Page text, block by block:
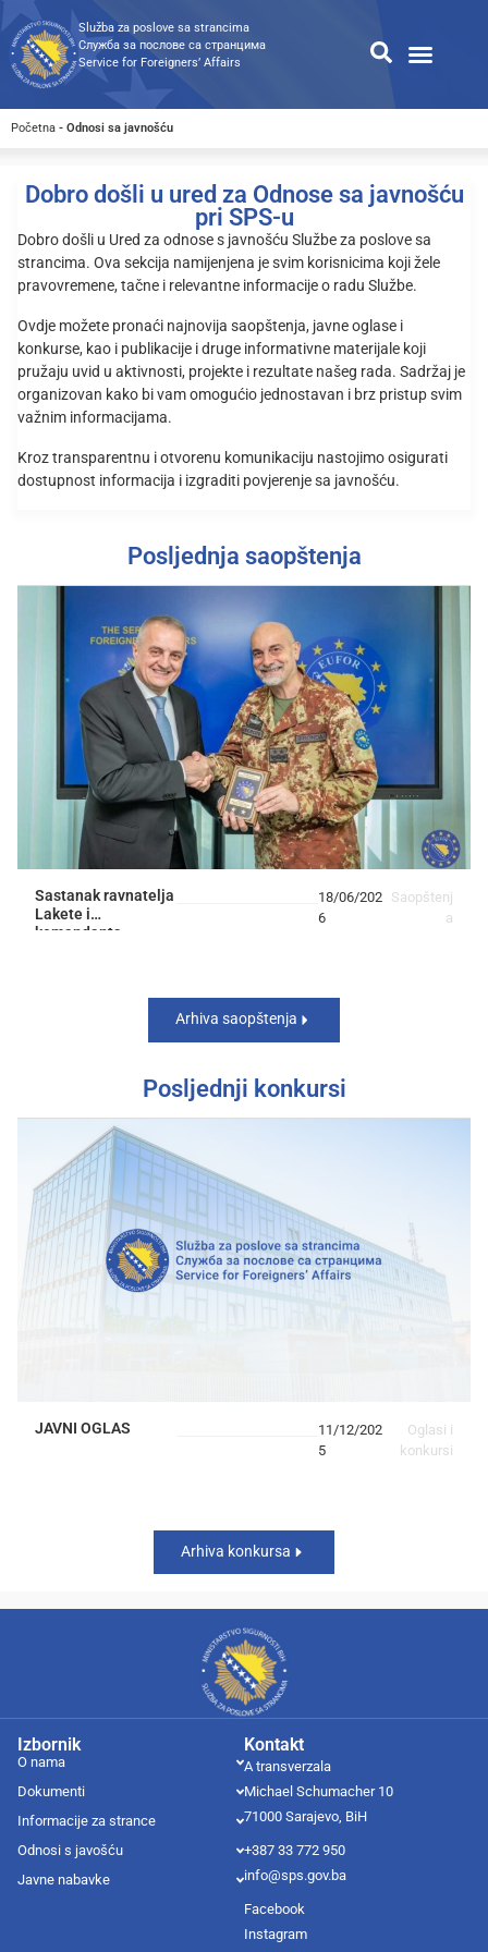
Služba za poslove sa strancima
Служба за послове са странцима
Service for Foreigners’ Affairs
Početna - Odnosi sa javnošću
Dobro došli u ured za Odnose sa javnošću
pri SPS-u
Dobro došli u Ured za odnose s javnošću Službe za poslove sa
strancima. Ova sekcija namijenjena je svim korisnicima koji žele
pravovremene, tačne i relevantne informacije o radu Službe.
Ovdje možete pronaći najnovija saopštenja, javne oglase i
konkurse, kao i publikacije i druge informativne materijale koji
pružaju uvid u aktivnosti, projekte i rezultate našeg rada. Sadržaj je
organizovan kako bi vam omogućio jednostavan i brz pristup svim
važnim informacijama.
Kroz transparentnu i otvorenu komunikaciju nastojimo osigurati
dostupnost informacija i izgraditi povjerenje sa javnošću.
Posljednja saopštenja
Sastanak ravnatelja
Lakete i
komandanta
18/06/202
6
Saopštenj
a
Arhiva saopštenja
Posljednji konkursi
JAVNI OGLAS
11/12/202
5
Oglasi i
konkursi
Arhiva konkursa
Kontakt
A transverzala
Michael Schumacher 10
71000 Sarajevo, BiH
+387 33 772 950
info@sps.gov.ba
Facebook
Instagram
Izbornik
O nama
Dokumenti
Informacije za strance
Odnosi s javošću
Javne nabavke